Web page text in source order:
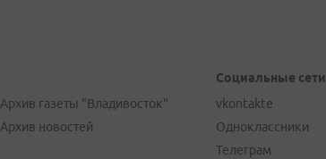
Архив газеты "Владивосток"
Архив новостей
Социальные сети
vkontakte
Одноклассники
Телеграм